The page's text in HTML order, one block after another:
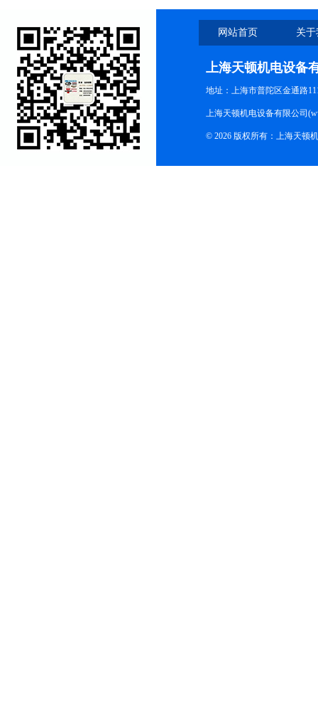
网站首页 关
上海天顿机电设备
地址：上海市普陀区金通路
上海天顿机电设备有限公司
© 2026 版权所有：上海天顿